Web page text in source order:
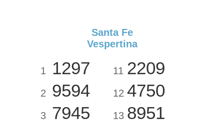
Santa Fe
Vespertina
1 1297
2 9594
3 7945
11 2209
12 4750
13 8951